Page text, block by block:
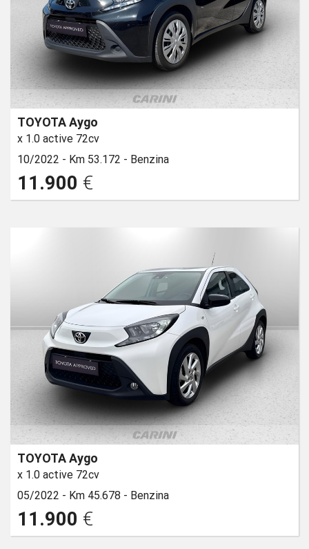
TOYOTA Aygo
x 1.0 active 72cv
10/2022 - Km 53.172 - Benzina
11.900 €
TOYOTA Aygo
x 1.0 active 72cv
05/2022 - Km 45.678 - Benzina
11.900 €